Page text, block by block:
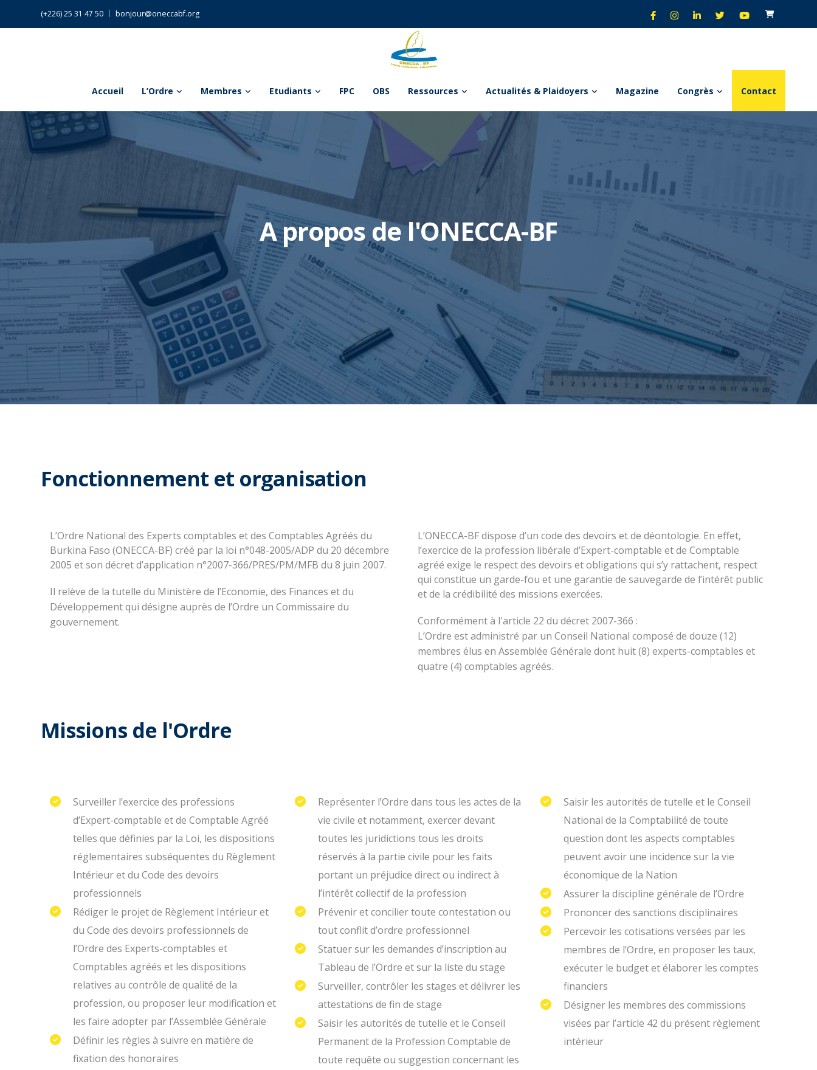
(+226) 25 31 47 50 bonjour@oneccabf.org
Accueil L’Ordre Membres Etudiants FPC OBS Ressources Actualités & Plaidoyers Magazine Congrès Contact
A propos de l'ONECCA-BF
Fonctionnement et organisation
L’Ordre National des Experts comptables et des Comptables Agréés du
Burkina Faso (ONECCA-BF) créé par la loi n°048-2005/ADP du 20 décembre
2005 et son décret d’application n°2007-366/PRES/PM/MFB du 8 juin 2007.
Il relève de la tutelle du Ministère de l’Economie, des Finances et du
Développement qui désigne auprès de l’Ordre un Commissaire du
gouvernement.
L’ONECCA-BF dispose d’un code des devoirs et de déontologie. En effet,
l’exercice de la profession libérale d’Expert-comptable et de Comptable
agréé exige le respect des devoirs et obligations qui s’y rattachent, respect
qui constitue un garde-fou et une garantie de sauvegarde de l’intérêt public
et de la crédibilité des missions exercées.
Conformément à l'article 22 du décret 2007-366 :
L’Ordre est administré par un Conseil National composé de douze (12)
membres élus en Assemblée Générale dont huit (8) experts-comptables et
quatre (4) comptables agréés.
Missions de l'Ordre
Surveiller l’exercice des professions
d’Expert-comptable et de Comptable Agréé
telles que définies par la Loi, les dispositions
réglementaires subséquentes du Règlement
Intérieur et du Code des devoirs
professionnels
Rédiger le projet de Règlement Intérieur et
du Code des devoirs professionnels de
l’Ordre des Experts-comptables et
Comptables agréés et les dispositions
relatives au contrôle de qualité de la
profession, ou proposer leur modification et
les faire adopter par l’Assemblée Générale
Définir les règles à suivre en matière de
fixation des honoraires
Représenter l’Ordre dans tous les actes de la
vie civile et notamment, exercer devant
toutes les juridictions tous les droits
réservés à la partie civile pour les faits
portant un préjudice direct ou indirect à
l’intérêt collectif de la profession
Prévenir et concilier toute contestation ou
tout conflit d’ordre professionnel
Statuer sur les demandes d’inscription au
Tableau de l’Ordre et sur la liste du stage
Surveiller, contrôler les stages et délivrer les
attestations de fin de stage
Saisir les autorités de tutelle et le Conseil
Permanent de la Profession Comptable de
toute requête ou suggestion concernant les
Saisir les autorités de tutelle et le Conseil
National de la Comptabilité de toute
question dont les aspects comptables
peuvent avoir une incidence sur la vie
économique de la Nation
Assurer la discipline générale de l’Ordre
Prononcer des sanctions disciplinaires
Percevoir les cotisations versées par les
membres de l’Ordre, en proposer les taux,
exécuter le budget et élaborer les comptes
financiers
Désigner les membres des commissions
visées par l’article 42 du présent règlement
intérieur